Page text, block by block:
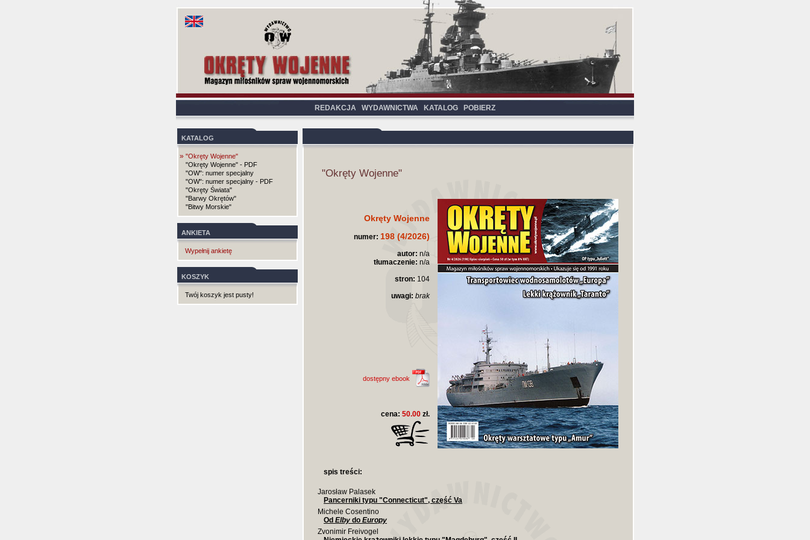
REDAKCJA WYDAWNICTWA KATALOG POBIERZ
KATALOG
» "Okręty Wojenne"
"Okręty Wojenne" - PDF
"OW": numer specjalny
"OW": numer specjalny - PDF
"Okręty Świata"
"Barwy Okrętów"
"Bitwy Morskie"
ANKIETA
Wypełnij ankietę
KOSZYK
Twój koszyk jest pusty!
"Okręty Wojenne"
Okręty Wojenne
numer: 198 (4/2026)
autor: n/a
tłumaczenie: n/a
stron: 104
uwagi: brak
dostępny ebook
cena: 50.00 zł.
spis treści:
Jarosław Palasek
Pancerniki typu "Connecticut", część Va
Michele Cosentino
Od Elby do Europy
Zvonimir Freivogel